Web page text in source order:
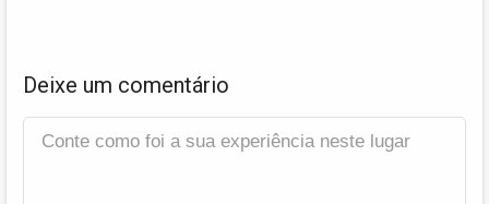
Deixe um comentário